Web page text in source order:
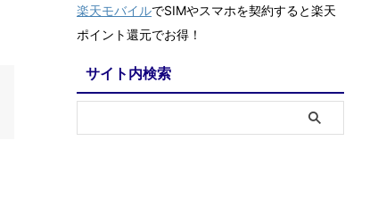
楽天モバイルでSIMやスマホを契約すると楽天
ポイント還元でお得！
サイト内検索